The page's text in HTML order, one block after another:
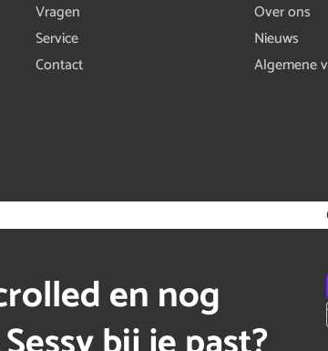
Vragen
Service
Contact
Over ons
Nieuws
Algemene
en nog